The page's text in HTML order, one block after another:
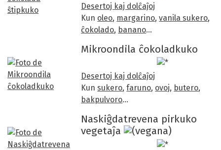
Desertoj kaj dolĉaĵoj
Kun oleo, margarino,vanila sukero,
ĉokolado, banano…
Mikroondila ĉokoladkuko
Desertoj kaj dolĉaĵoj
Kun sukero,faruno, ovoj, butero,
bakpulvoro…
Naskiĝdatrevena pirkuko
vegetaĵa